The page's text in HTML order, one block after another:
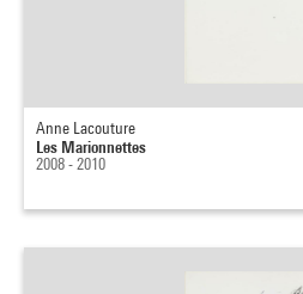
Anne Lacouture
Les Marionnettes
2008 - 2010